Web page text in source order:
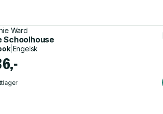
Ward
Schoolhouse
| Engelsk